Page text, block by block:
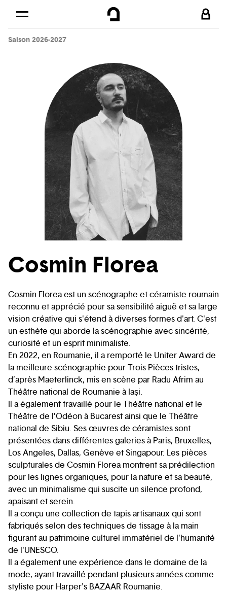
Skip to
Saison 2026-2027
Cosmin Florea
Cosmin Florea est un scénographe et céramiste roumain
reconnu et apprécié pour sa sensibilité aiguë et sa large
vision créative qui s'étend à diverses formes d'art. C'est
un esthète qui aborde la scénographie avec sincérité,
curiosité et un esprit minimaliste.
En 2022, en Roumanie, il a remporté le Uniter Award de
la meilleure scénographie pour Trois Pièces tristes,
d’après Maeterlinck, mis en scène par Radu Afrim au
Théâtre national de Roumanie à Iași.
Il a également travaillé pour le Théâtre national et le
Théâtre de l’Odéon à Bucarest ainsi que le Théâtre
national de Sibiu. Ses œuvres de céramistes sont
présentées dans différentes galeries à Paris, Bruxelles,
Los Angeles, Dallas, Genève et Singapour. Les pièces
sculpturales de Cosmin Florea montrent sa prédilection
pour les lignes organiques, pour la nature et sa beauté,
avec un minimalisme qui suscite un silence profond,
apaisant et serein.
Il a conçu une collection de tapis artisanaux qui sont
fabriqués selon des techniques de tissage à la main
figurant au patrimoine culturel immatériel de l'humanité
de l'UNESCO.
Il a également une expérience dans le domaine de la
mode, ayant travaillé pendant plusieurs années comme
styliste pour Harper's BAZAAR Roumanie.